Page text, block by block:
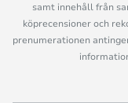
samt innehåll från
köprecensioner och
prenumerationen